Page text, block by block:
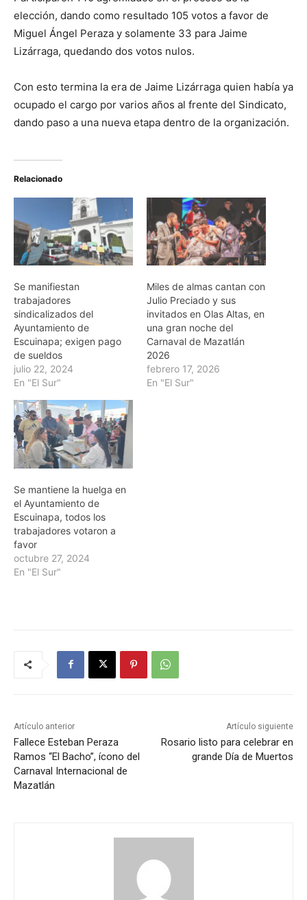
elección, dando como resultado 105 votos a favor de
Miguel Ángel Peraza y solamente 33 para Jaime
Lizárraga, quedando dos votos nulos.
Con esto termina la era de Jaime Lizárraga quien había ya
ocupado el cargo por varios años al frente del Sindicato,
dando paso a una nueva etapa dentro de la organización.
Relacionado
Se manifiestan
trabajadores
sindicalizados del
Ayuntamiento de
Escuinapa; exigen pago
de sueldos
julio 22, 2024
En "El Sur"
Miles de almas cantan con
Julio Preciado y sus
invitados en Olas Altas, en
una gran noche del
Carnaval de Mazatlán
2026
febrero 17, 2026
En "El Sur"
Se mantiene la huelga en
el Ayuntamiento de
Escuinapa, todos los
trabajadores votaron a
favor
octubre 27, 2024
En "El Sur"
Artículo anterior
Fallece Esteban Peraza
Ramos “El Bacho”, ícono del
Carnaval Internacional de
Mazatlán
Artículo siguiente
Rosario listo para celebrar en
grande Día de Muertos